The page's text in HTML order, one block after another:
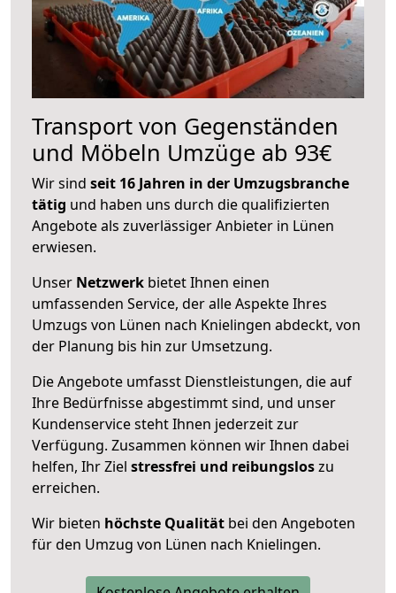
Transport von Gegenständen
und Möbeln Umzüge ab 93€
Wir sind seit 16 Jahren in der Umzugsbranche
tätig und haben uns durch die qualifizierten
Angebote als zuverlässiger Anbieter in Lünen
erwiesen.
Unser Netzwerk bietet Ihnen einen
umfassenden Service, der alle Aspekte Ihres
Umzugs von Lünen nach Knielingen abdeckt, von
der Planung bis hin zur Umsetzung.
Die Angebote umfasst Dienstleistungen, die auf
Ihre Bedürfnisse abgestimmt sind, und unser
Kundenservice steht Ihnen jederzeit zur
Verfügung. Zusammen können wir Ihnen dabei
helfen, Ihr Ziel stressfrei und reibungsloszu
erreichen.
Wir bieten höchste Qualität bei den Angeboten
für den Umzug von Lünen nach Knielingen.